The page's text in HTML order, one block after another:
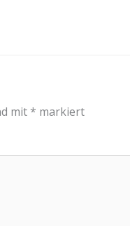
mit * markiert